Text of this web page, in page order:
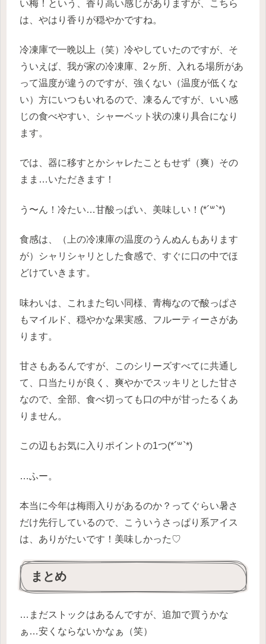
い梅！という、香り高い感じがありますが、こちら
は、やはり香りが穏やかですね。
冷凍庫で一晩以上（笑）冷やしていたのですが、そ
ういえば、我が家の冷凍庫、2ヶ所、入れる場所があ
って温度が違うのですが、強くない（温度が低くな
い）方にいつもいれるので、凍るんですが、いい感
じの食べやすい、シャーベット状の凍り具合になり
ます。
では、器に移すとかシャレたこともせず（爽）その
まま…いただきます！
う〜ん！冷たい…甘酸っぱい、美味しい！(*´꒳`*)
食感は、（上の冷凍庫の温度のうんぬんもあります
が）シャリシャリとした食感で、すぐに口の中でほ
どけていきます。
味わいは、これまた匂い同様、青梅なので酸っぱさ
もマイルド、穏やかな果実感、フルーティーさがあ
ります。
甘さもあるんですが、このシリーズすべてに共通し
て、口当たりが良く、爽やかでスッキリとした甘さ
なので、全部、食べ切っても口の中が甘ったるくあ
りません。
この辺もお気に入りポイントの1つ(*´꒳`*)
…ふー。
本当に今年は梅雨入りがあるのか？ってぐらい暑さ
だけ先行しているので、こういうさっぱり系アイス
は、ありがたいです！美味しかった♡
まとめ
…まだストックはあるんですが、追加で買うかな
ぁ…安くならないかなぁ（笑）